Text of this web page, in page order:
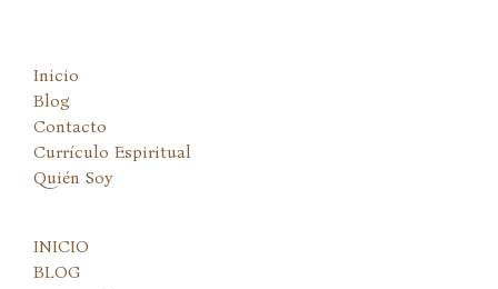
Inicio
Blog
Contacto
Currículo Espiritual
Quién Soy
INICIO
BLOG